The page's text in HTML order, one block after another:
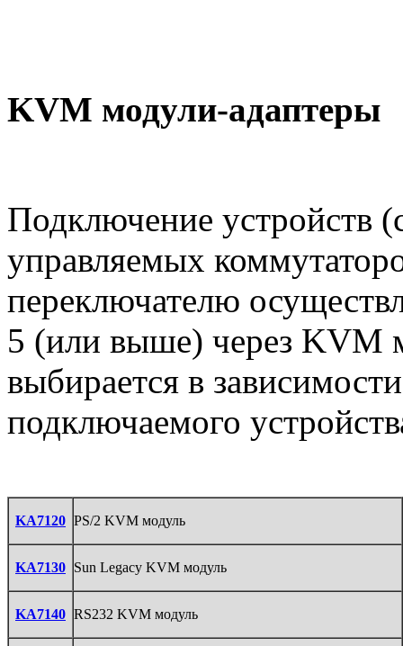
KVM модули-адаптеры
Подключение устройств
управляемых
переключателю
5 (или выше) через KVM
выбирается в
подключаемого
KA7120 PS/2 KVM модуль
KA7130 Sun Legacy KVM модуль
KA7140 RS232 KVM модуль